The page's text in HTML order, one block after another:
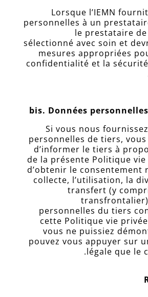
Lorsque l’IEMN
personnelles à un
le prestataire
sélectionné avec soin et
mesures appropriées
confidentialité et la
Données
Si vous nous
personnelles de tiers, vous
d’informer le tiers à
de la présente Politique
d’obtenir le consentement
collecte, l’utilisation, la
transfert (y
personnelles du tiers
cette Politique vie
vous ne puissiez
pouvez vous appuyer sur
légale que le